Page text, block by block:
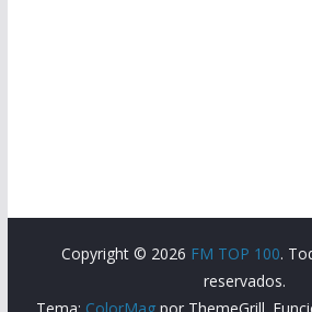
Copyright © 2026 FM TOP 100.
reservados.